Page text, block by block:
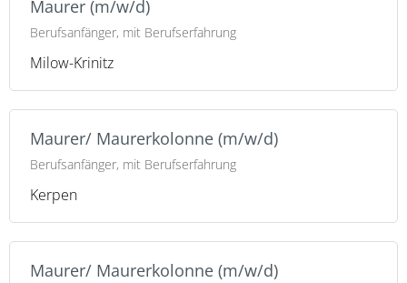
Maurer (m/w/d)
Berufsanfänger, mit Berufserfahrung
Milow-Krinitz
Maurer/ Maurerkolonne (m/w/d)
Berufsanfänger, mit Berufserfahrung
Kerpen
Maurer/ Maurerkolonne (m/w/d)